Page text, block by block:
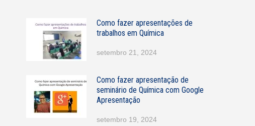
Como fazer apresentações de
trabalhos em Química
setembro 21, 2024
Como fazer apresentação de
seminário de Química com Google
Apresentação
setembro 19, 2024